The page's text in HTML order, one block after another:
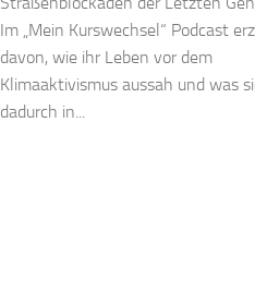
Im „Mein Kurswechsel“ Podcast
davon, wie ihr Leben vor dem
Klimaaktivismus aussah und was
dadurch in...